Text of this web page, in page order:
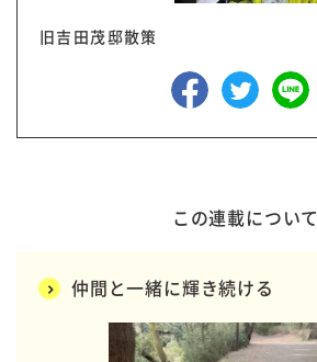
旧吉田茂邸散策
この連載について
仲間と一緒に輝き続ける